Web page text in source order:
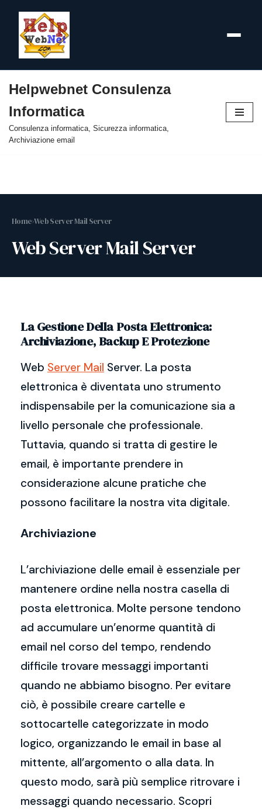
al
contenuto
Helpwebnet Consulenza
Informatica
Consulenza informatica, Sicurezza informatica,
Archiviazione email
Home›Web Server Mail Server
Web Server Mail Server
La Gestione Della Posta Elettronica:
Archiviazione, Backup E Protezione
Web Server Mail Server. La posta
elettronica è diventata uno strumento
indispensabile per la comunicazione sia a
livello personale che professionale.
Tuttavia, quando si tratta di gestire le
email, è importante prendere in
considerazione alcune pratiche che
possono facilitare la nostra vita digitale.
Archiviazione
L’archiviazione delle email è essenziale per
mantenere ordine nella nostra casella di
posta elettronica. Molte persone tendono
ad accumulare un’enorme quantità di
email nel corso del tempo, rendendo
difficile trovare messaggi importanti
quando ne abbiamo bisogno. Per evitare
ciò, è possibile creare cartelle e
sottocartelle categorizzate in modo
logico, organizzando le email in base al
mittente, all’argomento o alla data. In
questo modo, sarà più semplice ritrovare i
messaggi quando necessario. Scopri